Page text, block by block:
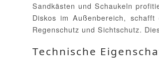
Sandkästen und Schaukeln
Diskos im Außenbereich,
Regenschutz und Sichtschutz.
Technische